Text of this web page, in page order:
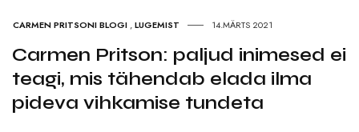
CARMEN PRITSONI BLOGI ,LUGEMIST 14.MÄRTS 2021
Carmen Pritson: paljud inimesed ei
teagi, mis tähendab elada ilma
pideva vihkamise tundeta